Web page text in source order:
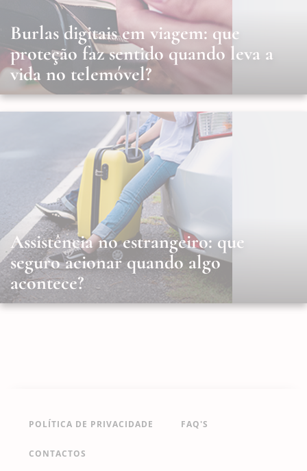
Burlas digitais em viagem: que
proteção faz sentido quando leva a
vida no telemóvel?
Assistência no estrangeiro: que
seguro acionar quando algo
acontece?
POLÍTICA DE PRIVACIDADE FAQ'S
CONTACTOS